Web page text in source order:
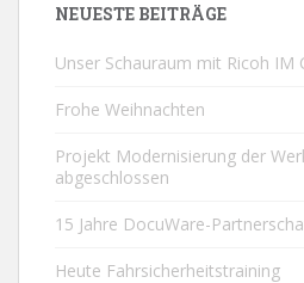
NEUESTE BEITRÄGE
Unser Schauraum mit Ricoh IM
Frohe Weihnachten
Projekt Modernisierung der
abgeschlossen
15 Jahre DocuWare-
Heute Fahrsicherheitstraining